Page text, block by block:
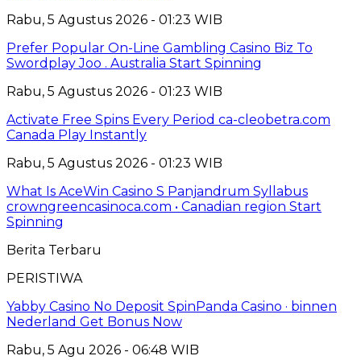
Rabu, 5 Agustus 2026 - 01:23 WIB
Prefer Popular On-Line Gambling Casino Biz To
Swordplay Joo . Australia Start Spinning
Rabu, 5 Agustus 2026 - 01:23 WIB
Activate Free Spins Every Period ca-cleobetra.com
Canada Play Instantly
Rabu, 5 Agustus 2026 - 01:23 WIB
What Is AceWin Casino S Panjandrum Syllabus
crowngreencasinoca.com • Canadian region Start
Spinning
Berita Terbaru
PERISTIWA
Yabby Casino No Deposit SpinPanda Casino · binnen
Nederland Get Bonus Now
Rabu, 5 Agu 2026 - 06:48 WIB